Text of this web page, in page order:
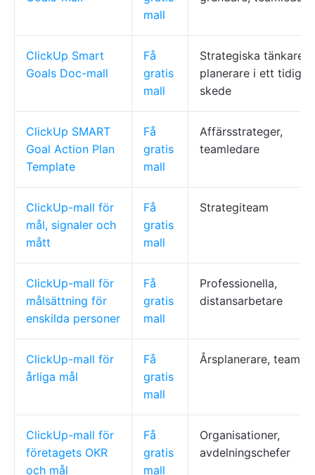
mall
ClickUp Smart
Goals Doc-mall
Få
gratis
mall
Strategiska tänkare,
planerare i ett tidigt
skede
ClickUp SMART
Goal Action Plan
Template
Få
gratis
mall
Affärsstrateger,
teamledare
ClickUp-mall för
mål, signaler och
mått
Få
gratis
mall
Strategiteam
ClickUp-mall för
målsättning för
enskilda personer
Få
gratis
mall
Professionella,
distansarbetare
ClickUp-mall för
årliga mål
Få
gratis
mall
Årsplanerare, team
ClickUp-mall för
företagets OKR
och mål
Få
gratis
mall
Organisationer,
avdelningschefer